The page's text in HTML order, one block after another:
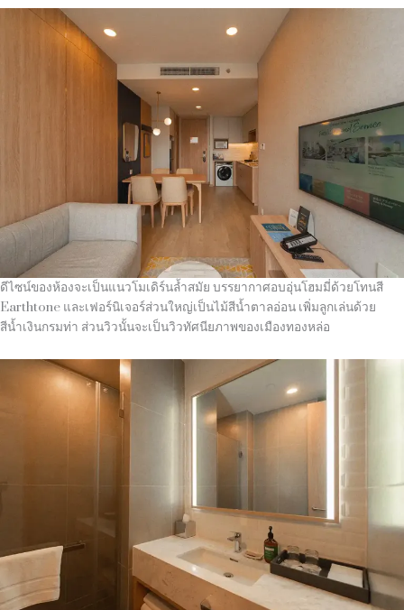
ดีไซน์ของห้องจะเป็นแนวโมเดิร์นล้ำสมัย บรรยากาศอบอุ่นโฮมมี่ด้วยโทนสี
Earthtone และเฟอร์นิเจอร์ส่วนใหญ่เป็นไม้สีน้ำตาลอ่อน เพิ่มลูกเล่นด้วย
สีน้ำเงินกรมท่า ส่วนวิวนั้นจะเป็นวิวทัศนียภาพของเมืองทองหล่อ